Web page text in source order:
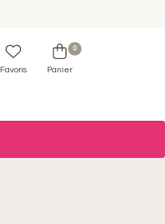
Favoris
0
Panier